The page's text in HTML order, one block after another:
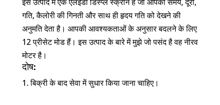
गति, कैलोरी की गिनती और साथ ही हृदय गति को देखने की
अनुमति देता है। आपकी आवश्यकताओं के अनुसार बदलने के लिए
12 प्रीसेट मोड हैं। इस उत्पाद के बारे में मुझे जो पसंद है वह नीरव
मोटर है।
दोष:
बिक्री के बाद सेवा में सुधार किया जाना चाहिए।